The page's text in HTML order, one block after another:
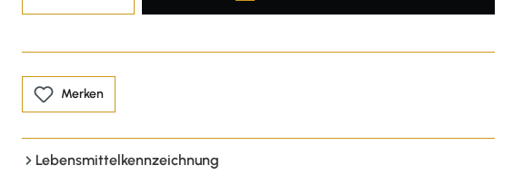
Merken
Lebensmittelkennzeichnung